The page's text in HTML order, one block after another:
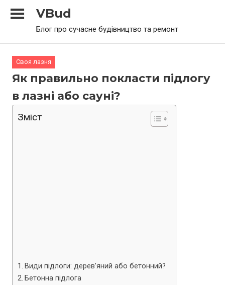
VBud
Блог про сучасне будівництво та ремонт
Своя лазня
Як правильно покласти підлогу
в лазні або сауні?
Зміст
Види підлоги: дерев’яний або бетонний?
Бетонна підлога